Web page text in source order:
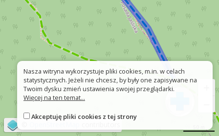
Nasza witryna wykorzystuje pliki cookies, m.in. w celach
statystycznych. Jeżeli nie chcesz, by były one zapisywane na
Twoim dysku zmień ustawienia swojej przeglądarki.
Więcej na ten temat...
Akceptuję pliki cookies z tej strony